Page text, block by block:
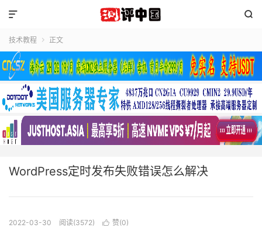


技术教程  正文
WordPress定时发布失败错误怎么解决
2022-03-30 阅读(3572)  赞(0)